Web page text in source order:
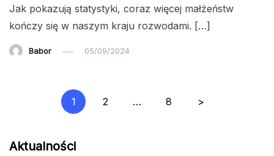
Jak pokazują statystyki, coraz więcej małżeństw
kończy się w naszym kraju rozwodami. […]
Babor 05/09/2024
Nawigacja
wpisach
1 2 … 8 >
Aktualności